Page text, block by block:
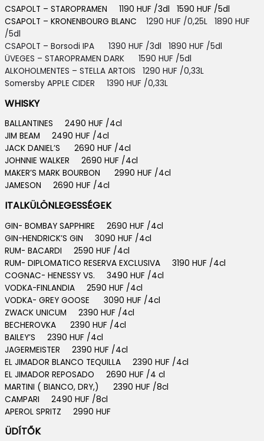
CSAPOLT – STAROPRAMEN 1190 HUF /3dl 1590 HUF /5dl
CSAPOLT – KRONENBOURG BLANC 1290 HUF /0,25L 1890 HUF
/5dl
CSAPOLT – Borsodi IPA 1390 HUF /3dl 1890 HUF /5dl
ÜVEGES – STAROPRAMEN DARK 1590 HUF /5dl
ALKOHOLMENTES – STELLA ARTOIS 1290 HUF /0,33L
Somersby APPLE CIDER 1390 HUF /0,33L
WHISKY
BALLANTINES 2490 HUF /4cl
JIM BEAM 2490 HUF /4cl
JACK DANIEL’S 2690 HUF /4cl
JOHNNIE WALKER 2690 HUF /4cl
MAKER’S MARK BOURBON 2990 HUF /4cl
JAMESON 2690 HUF /4cl
ITALKÜLÖNLEGESSÉGEK
GIN- BOMBAY SAPPHIRE 2690 HUF /4cl
GIN-HENDRICK’S GIN 3090 HUF /4cl
RUM- BACARDI 2590 HUF /4cl
RUM- DIPLOMATICO RESERVA EXCLUSIVA 3190 HUF /4cl
COGNAC- HENESSY VS. 3490 HUF /4cl
VODKA-FINLANDIA 2590 HUF /4cl
VODKA- GREY GOOSE 3090 HUF /4cl
ZWACK UNICUM 2390 HUF /4cl
BECHEROVKA 2390 HUF /4cl
BAILEY’S 2390 HUF /4cl
JAGERMEISTER 2390 HUF /4cl
EL JIMADOR BLANCO TEQUILLA 2390 HUF /4cl
EL JIMADOR REPOSADO 2690 HUF /4 cl
MARTINI ( BIANCO, DRY,) 2390 HUF /8cl
CAMPARI 2490 HUF /8cl
APEROL SPRITZ 2990 HUF
ÜDÍTŐK